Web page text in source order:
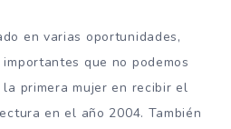
en varias oportunidades,
que no podemos
primera mujer en recibir el
en el año 2004. También